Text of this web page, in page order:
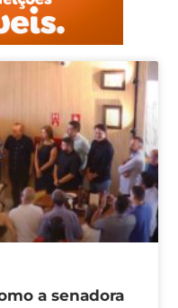
a senadora